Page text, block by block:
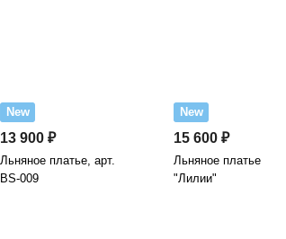
New
13 900 ₽
Льняное платье, арт.
BS-009
New
15 600 ₽
Льняное платье
"Лилии"